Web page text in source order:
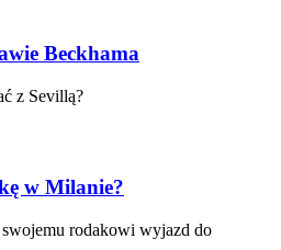
Beckhama
z Sevillą?
w Milanie?
rodakowi wyjazd do